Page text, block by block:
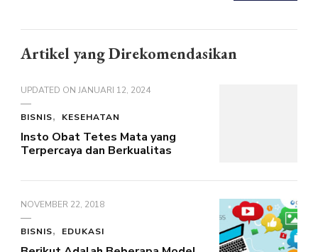
Artikel yang Direkomendasikan
UPDATED ON JANUARI 12, 2024
BISNIS KESEHATAN
Insto Obat Tetes Mata yang
Terpercaya dan Berkualitas
NOVEMBER 22, 2018
BISNIS EDUKASI